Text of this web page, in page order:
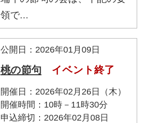
領で...
公開日：2026年01月09日
桃の節句 イベント終了
開催日：2026年02月26日（木）
開催時間：10時－11時30分
申込締切：2026年02月08日